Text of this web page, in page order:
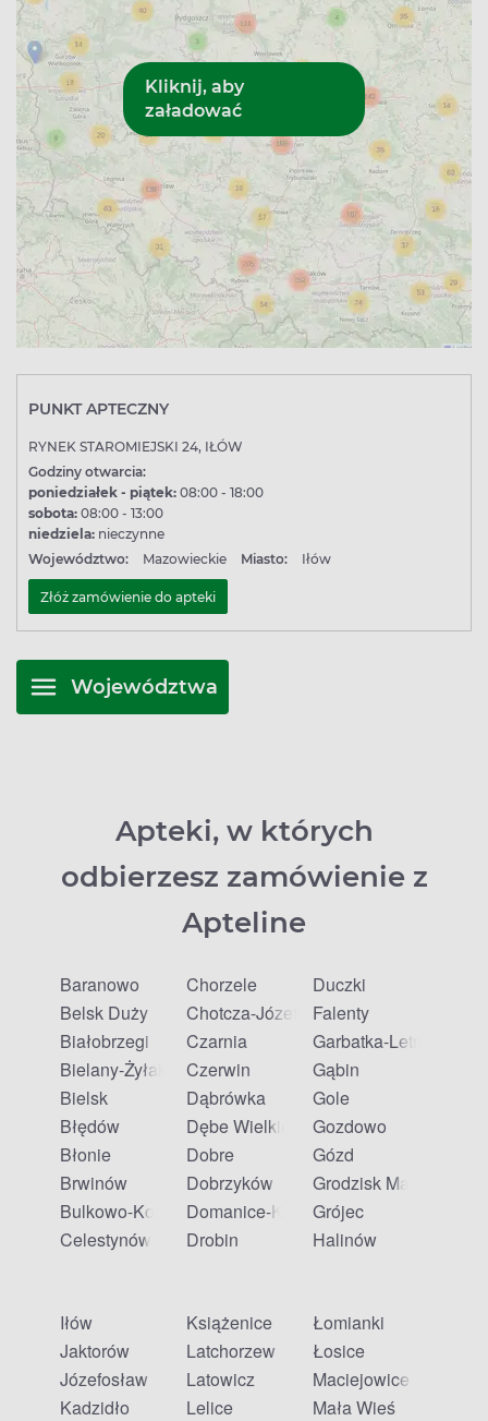
PUNKT APTECZNY
RYNEK STAROMIEJSKI 24, IŁÓW
Godziny otwarcia:
poniedziałek - piątek: 08:00 - 18:00
sobota: 08:00 - 13:00
niedziela: nieczynne
Województwo:
Mazowieckie Miasto: Iłów
Złóż zamówienie do apteki
Województwa
Apteki, w których
odbierzesz zamówienie z
Apteline
Baranowo
Belsk Duży
Białobrzegi
Bielany-Żyłaki
Bielsk
Błędów
Błonie
Brwinów
Bulkowo-Kolonia
Celestynów
Chorzele
Chotcza-Józefów
Czarnia
Czerwin
Dąbrówka
Dębe Wielkie
Dobre
Dobrzyków
Domanice-Kolonia
Drobin
Duczki
Falenty
Garbatka-Letnisko
Gąbin
Gole
Gozdowo
Gózd
Grodzisk Mazowiecki
Grójec
Halinów
Iłów
Jaktorów
Józefosław
Kadzidło
Książenice
Latchorzew
Latowicz
Lelice
Łomianki
Łosice
Maciejowice
Mała Wieś